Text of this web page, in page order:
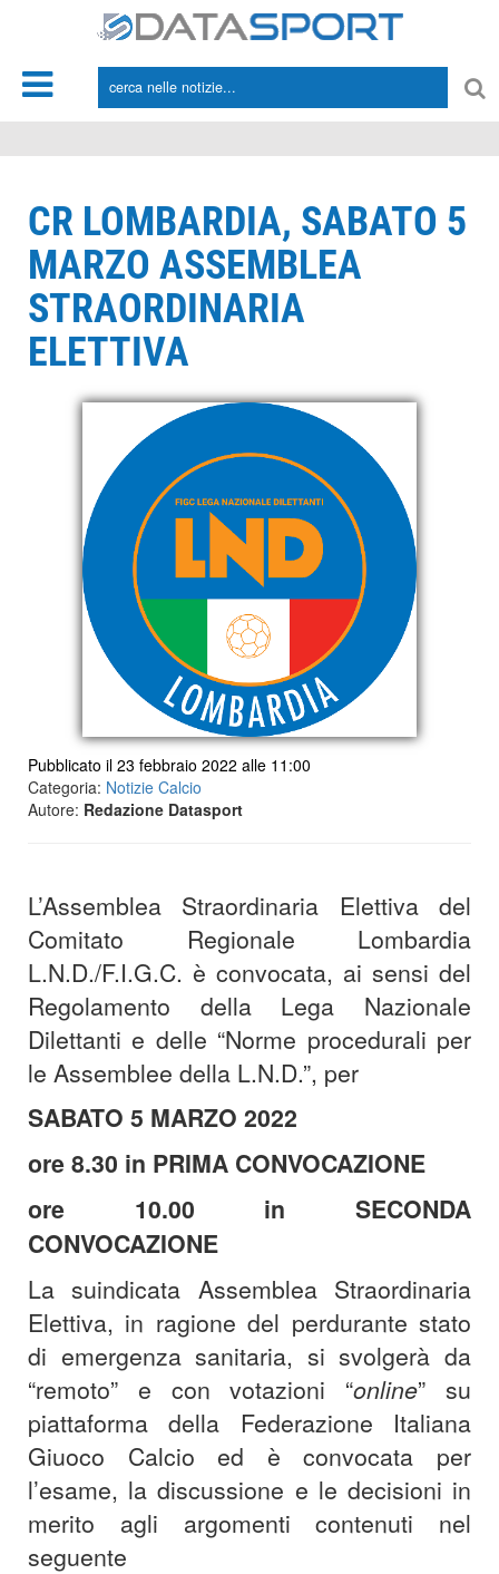
CR LOMBARDIA, SABATO 5
MARZO ASSEMBLEA
STRAORDINARIA
ELETTIVA
Pubblicato il 23 febbraio 2022 alle 11:00
Categoria: Notizie Calcio
Autore: Redazione Datasport
L’Assemblea Straordinaria Elettiva del
Comitato Regionale Lombardia
L.N.D./F.I.G.C. è convocata, ai sensi del
Regolamento della Lega Nazionale
Dilettanti e delle “Norme procedurali per
le Assemblee della L.N.D.”, per
SABATO 5 MARZO 2022
ore 8.30 in PRIMA CONVOCAZIONE
ore 10.00 in SECONDA
CONVOCAZIONE
La suindicata Assemblea Straordinaria
Elettiva, in ragione del perdurante stato
di emergenza sanitaria, si svolgerà da
“remoto” e con votazioni “online” su
piattaforma della Federazione Italiana
Giuoco Calcio ed è convocata per
l’esame, la discussione e le decisioni in
merito agli argomenti contenuti nel
seguente